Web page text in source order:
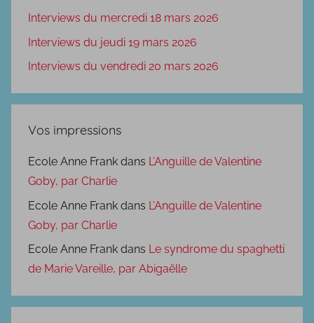
Interviews du mercredi 18 mars 2026
Interviews du jeudi 19 mars 2026
Interviews du vendredi 20 mars 2026
Vos impressions
Ecole Anne Frank dans L’Anguille de Valentine
Goby, par Charlie
Ecole Anne Frank dans L’Anguille de Valentine
Goby, par Charlie
Ecole Anne Frank dans Le syndrome du spaghetti
de Marie Vareille, par Abigaëlle